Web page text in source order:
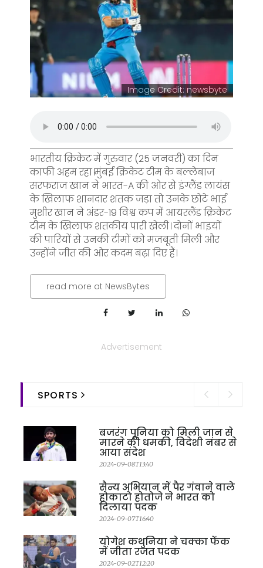
Image Credit: newsbyte
भारतीय क्रिकेट में गुरुवार (25 जनवरी) का दिन
काफी अहम रहा।मुंबई क्रिकेट टीम के बल्लेबाज
सरफराज खान ने भारत-A की ओर से इंग्लैंड लायंस
के खिलाफ शानदार शतक जड़ा तो उनके छोटे भाई
मुशीर खान ने अंडर-19 विश्व कप में आयरलैंड क्रिकेट
टीम के खिलाफ शतकीय पारी खेली। दोनों भाइयों
की पारियों से उनकी टीमों को मजबूती मिली और
उन्होंने जीत की ओर कदम बढ़ा दिए हैं।
read more at NewsBytes
Advertisement
SPORTS
बजरंग पूनिया को मिली जान से
मारने की धमकी, विदेशी नंबर से
आया संदेश
2024-09-08T13:40
सैन्य अभियान में पैर गंवाने वाले
होकाटो होतोजे ने भारत को
दिलाया पदक
2024-09-07T16:40
योगेश कथुनिया ने चक्का फेंक
में जीता रजत पदक
2024-09-02T12:20